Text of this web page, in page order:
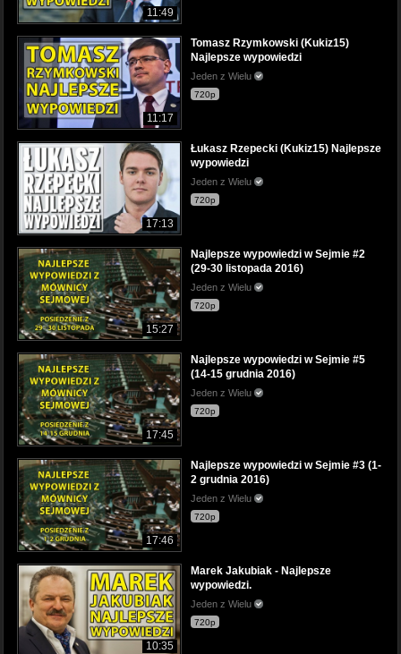
11:49
11:17
Tomasz Rzymkowski (Kukiz15)
Najlepsze wypowiedzi
Jeden z Wielu
720p
17:13
Łukasz Rzepecki (Kukiz15) Najlepsze
wypowiedzi
Jeden z Wielu
720p
15:27
Najlepsze wypowiedzi w Sejmie #2
(29-30 listopada 2016)
Jeden z Wielu
720p
17:45
Najlepsze wypowiedzi w Sejmie #5
(14-15 grudnia 2016)
Jeden z Wielu
720p
17:46
Najlepsze wypowiedzi w Sejmie #3 (1-
2 grudnia 2016)
Jeden z Wielu
720p
10:35
Marek Jakubiak - Najlepsze
wypowiedzi.
Jeden z Wielu
720p